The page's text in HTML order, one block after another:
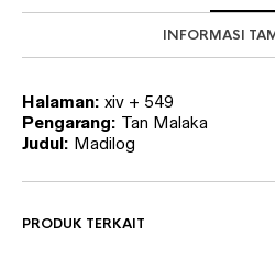
INFORMASI
Halaman: xiv + 549
Pengarang: Tan Malaka
Judul: Madilog
PRODUK TERKAIT